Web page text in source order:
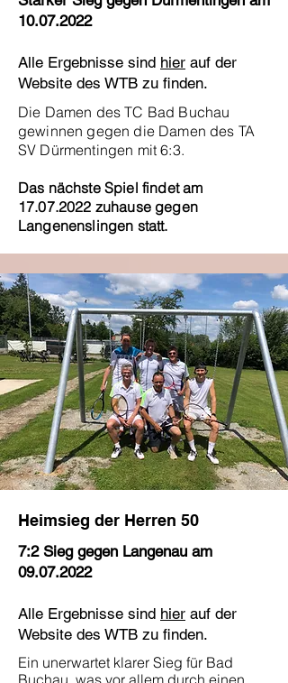
10.07.2022
Alle Ergebnisse sind hier auf der
Website des WTB zu finden.
Die Damen des TC Bad Buchau
gewinnen gegen die Damen des TA
SV Dürmentingen mit 6:3.
Das nächste Spiel findet am
17.07.2022 zuhause gegen
Langenenslingen statt.
Heimsieg der Herren 50
7:2 Sieg gegen Langenau am
09.07.2022
Alle Ergebnisse sind hier auf der
Website des WTB zu finden.
Ein unerwartet klarer Sieg für Bad
Buchau, was vor allem durch einen